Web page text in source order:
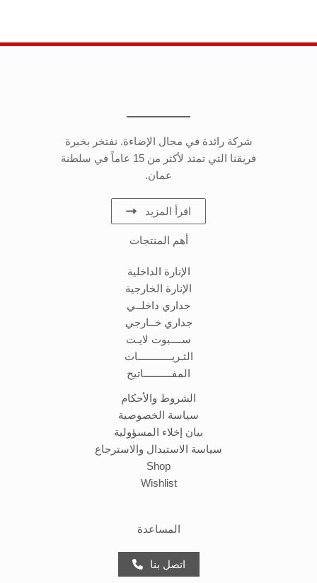
شركة رائدة في مجال الإضاءة. نفتخر بخبرة
فريقنا التي تمتد لأكثر من 15 عاماً في سلطنة
عمان.
اقرأ المزيد
أهم المنتجات
الإنارة الداخلية
الإنارة الخارجية
جداري داخلــي
جداري خــارجي
ســــبوت لايـت
الثـريــــــــــــات
المفــــــــــاتيح
الشروط والأحكام
سياسة الخصوصية
بيان إخلاء المسؤولية
سياسة الاستبدال والاسترجاع
Shop
Wishlist
المساعدة
اتصل بنا